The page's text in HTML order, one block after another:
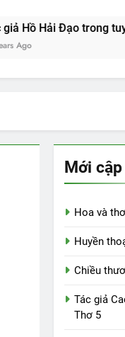
Đạo trong tuyển tập
Mới
Hoa và thơ
Huyền
Chiều
Tác giả
Thơ 5